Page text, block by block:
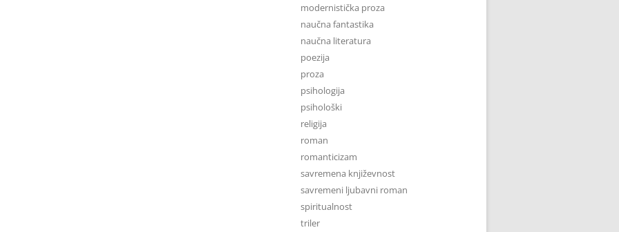
modernistička proza
naučna fantastika
naučna literatura
poezija
proza
psihologija
psihološki
religija
roman
romanticizam
savremena književnost
savremeni ljubavni roman
spiritualnost
triler